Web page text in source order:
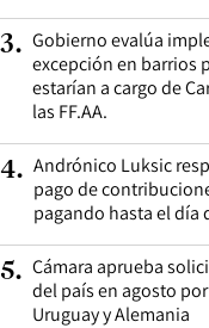
3. Gobierno evalúa
excepción en barrios
estarían a cargo de
las FF.AA.
4. Andrónico Luksic
pago de
pagando hasta el día
5. Cámara aprueba
del país en agosto
Uruguay y Alemania